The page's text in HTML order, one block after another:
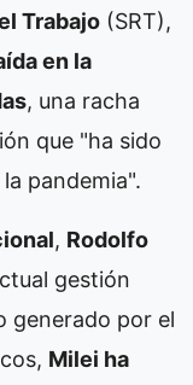
Trabajo (SRT),
en la
, una racha
que "ha sido
pandemia".
, Rodolfo
gestión
generado por el
Milei ha